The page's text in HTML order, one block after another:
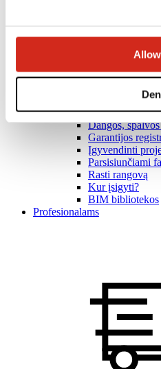
Naudingos nuorodos
Dangos,
Garantijos
Įgyvendinti
Parsisiunčiami
Rasti rangovą
Kur įsigyti?
BIM bibliotekos
Profesionalams